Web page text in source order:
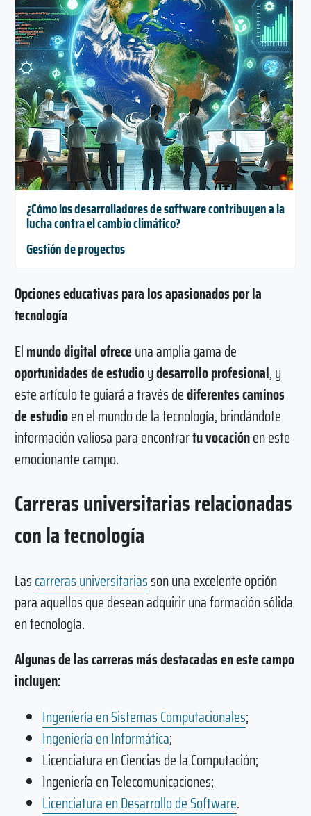
¿Cómo los desarrolladores de software contribuyen a la
lucha contra el cambio climático?
Gestión de proyectos
Opciones educativas para los apasionados por la
tecnología
Elmundo digital ofreceuna amplia gama de
oportunidades de estudioydesarrollo profesional, y
este artículo te guiará a través dediferentes caminos
de estudioen el mundo de la tecnología, brindándote
información valiosa para encontrartu vocaciónen este
emocionante campo.
Carreras universitarias relacionadas
con la tecnología
Lascarreras universitariasson una excelente opción
para aquellos que desean adquirir una formación sólida
en tecnología.
Algunas de las carreras más destacadas en este campo
incluyen:
Ingeniería en Sistemas Computacionales;
Ingeniería en Informática;
Licenciatura en Ciencias de la Computación;
Ingeniería en Telecomunicaciones;
Licenciatura en Desarrollo de Software.